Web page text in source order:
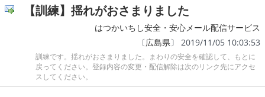
【訓練】揺れがおさまりました
はつかいちし安全・安心メール配信サービス
〔広島県〕 2019/11/05 10:03:53
訓練です。揺れがおさまりました。まわりの安全を確認して、もとに
戻ってください。登録内容の変更・配信解除は次のリンク先にアクセ
スしてください。